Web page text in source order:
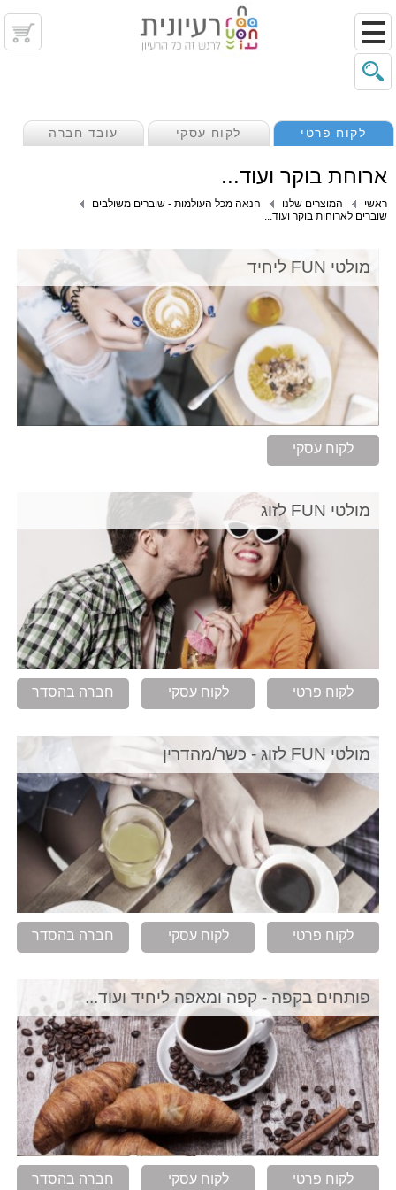
לקוח פרטי לקוח עסקי עובד חברה
ארוחת בוקר ועוד...
ראשי המוצרים שלנו
הנאה מכל העולמות - שוברים משולבים
שוברים לארוחות בוקר ועוד...
מולטי FUN ליחיד
לקוח עסקי
מולטי FUN לזוג
לקוח פרטי לקוח עסקי חברה בהסדר
מולטי FUN לזוג - כשר/מהדרין
לקוח פרטי לקוח עסקי חברה בהסדר
פותחים בקפה - קפה ומאפה ליחיד ועוד...
לקוח פרטי לקוח עסקי חברה בהסדר